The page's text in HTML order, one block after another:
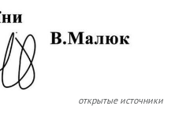
открытые источники